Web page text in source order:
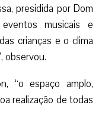
presidida por Dom
musicais e
crianças e o clima
observou.
“o espaço amplo,
realização de todas